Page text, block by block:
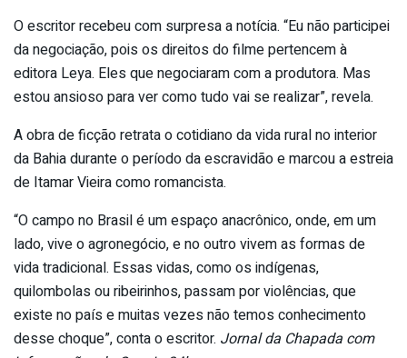
O escritor recebeu com surpresa a notícia. “Eu não participei
da negociação, pois os direitos do filme pertencem à
editora Leya. Eles que negociaram com a produtora. Mas
estou ansioso para ver como tudo vai se realizar”, revela.
A obra de ficção retrata o cotidiano da vida rural no interior
da Bahia durante o período da escravidão e marcou a estreia
de Itamar Vieira como romancista.
“O campo no Brasil é um espaço anacrônico, onde, em um
lado, vive o agronegócio, e no outro vivem as formas de
vida tradicional. Essas vidas, como os indígenas,
quilombolas ou ribeirinhos, passam por violências, que
existe no país e muitas vezes não temos conhecimento
desse choque”, conta o escritor. Jornal da Chapada com